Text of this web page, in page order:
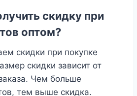
скидку при
оптом?
скидки при покупке
скидки зависит от
Чем больше
тем выше скидка.